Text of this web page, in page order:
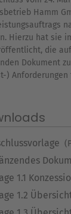
Hamm
Hierzu hat sie
die
Dokument
)
1.1
1.2